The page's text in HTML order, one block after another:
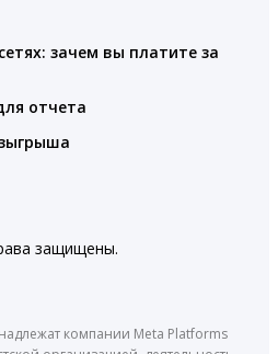
зачем вы платите за
отчета
защищены.
компании Meta Platforms